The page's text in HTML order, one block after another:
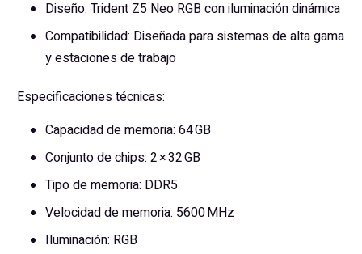
Diseño: Trident Z5 Neo RGB con iluminación dinámica
Compatibilidad: Diseñada para sistemas de alta gama
y estaciones de trabajo
Especificaciones técnicas:
Capacidad de memoria: 64 GB
Conjunto de chips: 2 × 32 GB
Tipo de memoria: DDR5
Velocidad de memoria: 5600 MHz
Iluminación: RGB